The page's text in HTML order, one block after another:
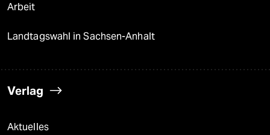
Arbeit
Landtagswahl in Sachsen-Anhalt
Verlag
Aktuelles